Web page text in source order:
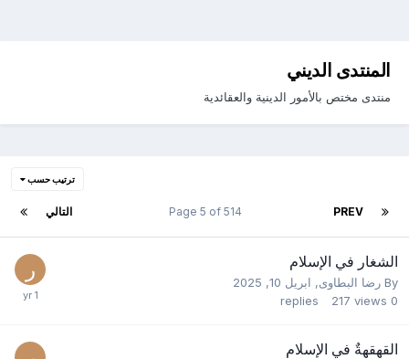
المنتدى الديني
منتدى مختص بالأمور الدينية والعقائدية
ترتيب حسب
PREV التالي Page 5 of 514
الشغار في الإسلام
By رضا البطاوى, ابريل 10, 2025
0
replies 217 views
القهقهةٌ في الإسلام